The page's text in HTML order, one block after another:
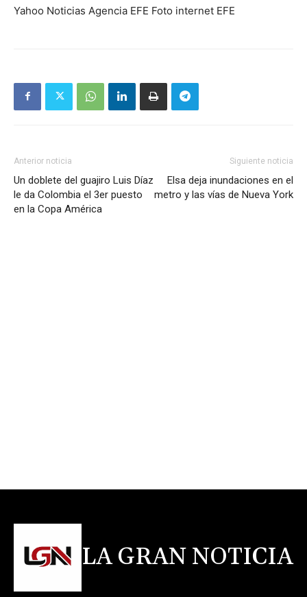
Yahoo Noticias Agencia EFE Foto internet EFE
Anterior noticia
Un doblete del guajiro Luis Díaz
le da Colombia el 3er puesto
en la Copa América
Siguiente noticia
Elsa deja inundaciones en el
metro y las vías de Nueva York
LA GRAN NOTICIA